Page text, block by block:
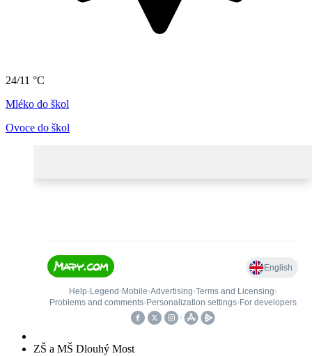
24/11 °C
Mléko do škol
Ovoce do škol
ZŠ a MŠ Dlouhý Most